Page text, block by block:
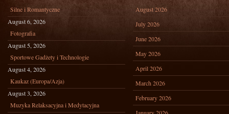
Silne i Romantyczne
August 6, 2026
Fotografia
August 5, 2026
Sportowe Gadżety i Technologie
August 4, 2026
Kaukaz (Europa/Azja)
August 3, 2026
Muzyka Relaksacyjna i Medytacyjna
August 2026
July 2026
June 2026
May 2026
April 2026
March 2026
February 2026